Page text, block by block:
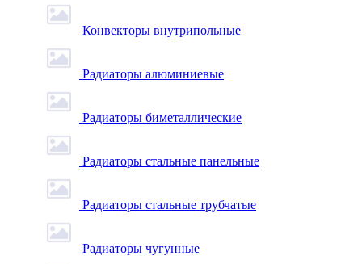
Конвекторы внутрипольные
Радиаторы алюминиевые
Радиаторы биметаллические
Радиаторы стальные панельные
Радиаторы стальные трубчатые
Радиаторы чугунные